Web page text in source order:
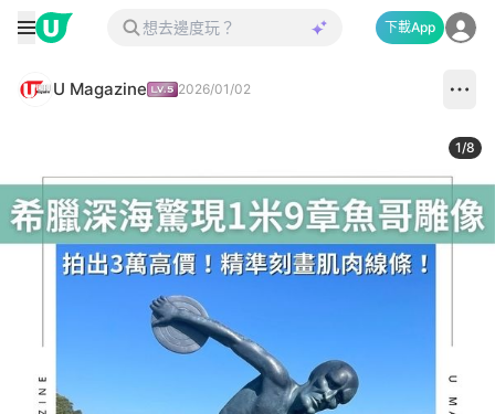
下載App
U Magazine 2026/01/02
1/8